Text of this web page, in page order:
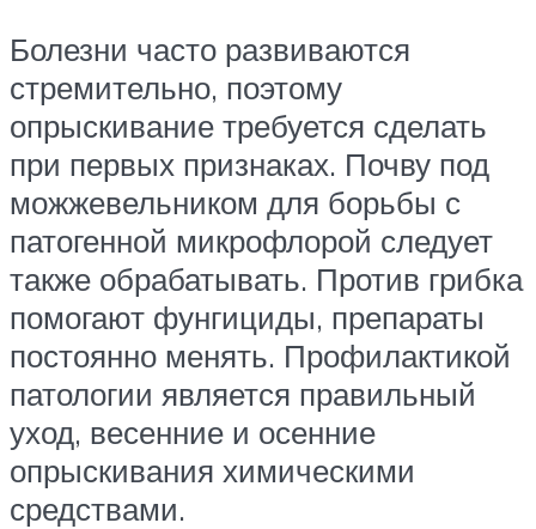
Болезни часто развиваются
стремительно, поэтому
опрыскивание требуется сделать
при первых признаках. Почву под
можжевельником для борьбы с
патогенной микрофлорой следует
также обрабатывать. Против грибка
помогают фунгициды, препараты
постоянно менять. Профилактикой
патологии является правильный
уход, весенние и осенние
опрыскивания химическими
средствами.